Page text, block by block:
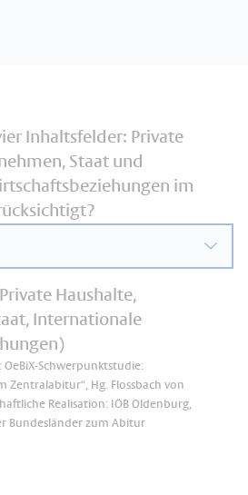
Inhaltsfelder: Private
Staat und
im
Haushalte,
Internationale
OeBiX-Schwerpunktstudie:
Zentralabitur“, Hg. Flossbach von
Realisation: IÖB Oldenburg,
Bundesländer zum Abitur